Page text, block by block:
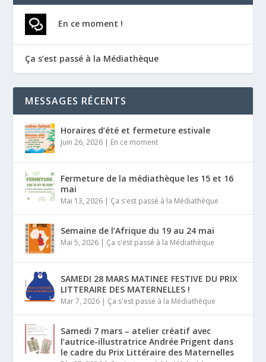
En ce moment !
Ça s’est passé à la Médiathèque
MESSAGES RÉCENTS
Horaires d’été et fermeture estivale
Juin 26, 2026 | En ce moment
Fermeture de la médiathèque les 15 et 16
mai
Mai 13, 2026 | Ça s'est passé à la Médiathèque
Semaine de l’Afrique du 19 au 24 mai
Mai 5, 2026 | Ça s'est passé à la Médiathèque
SAMEDI 28 MARS MATINEE FESTIVE DU PRIX
LITTERAIRE DES MATERNELLES !
Mar 7, 2026 | Ça s'est passé à la Médiathèque
Samedi 7 mars – atelier créatif avec
l’autrice-illustratrice Andrée Prigent dans
le cadre du Prix Littéraire des Maternelles